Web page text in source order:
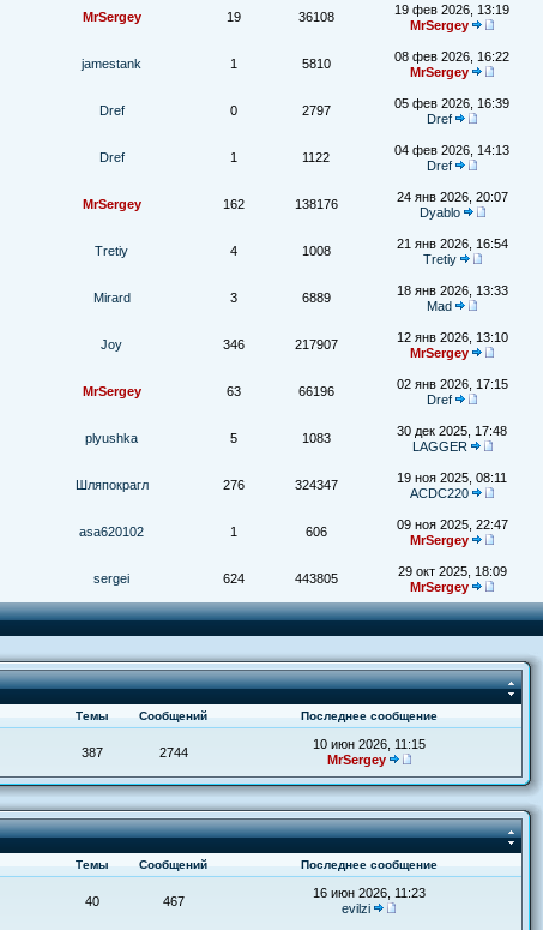
MrSergey 19 36108
19 фев 2026, 13:19
MrSergey
jamestank 1 5810
08 фев 2026, 16:22
MrSergey
Dref 0 2797
05 фев 2026, 16:39
Dref
Dref 1 1122
04 фев 2026, 14:13
Dref
MrSergey 162 138176
24 янв 2026, 20:07
Dyablo
Tretiy 4 1008
21 янв 2026, 16:54
Tretiy
Mirard 3 6889
18 янв 2026, 13:33
Mad
Joy 346 217907
12 янв 2026, 13:10
MrSergey
MrSergey 63 66196
02 янв 2026, 17:15
Dref
plyushka 5 1083
30 дек 2025, 17:48
LAGGER
Шляпокрагл 276 324347
19 ноя 2025, 08:11
ACDC220
asa620102 1 606
09 ноя 2025, 22:47
MrSergey
sergei 624 443805
29 окт 2025, 18:09
MrSergey
Темы Сообщений Последнее сообщение
387 2744
10 июн 2026, 11:15
MrSergey
Темы Сообщений Последнее сообщение
40 467
16 июн 2026, 11:23
evilzi